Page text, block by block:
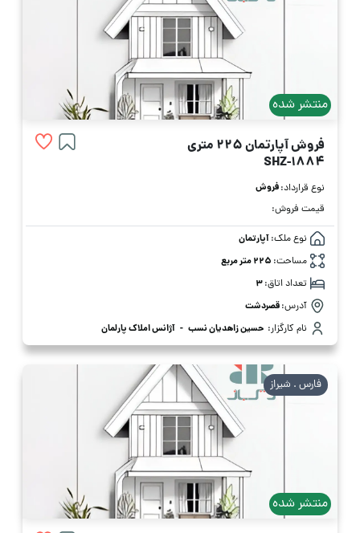
منتشر شده
فروش آپارتمان 225 متری
SHZ-1884
نوع قرارداد:فروش
قیمت فروش:
نوع ملک:آپارتمان
مساحت: 225 متر مربع
تعداد اتاق:3
آدرس:قصردشت
نام کارگزار: حسین زاهدیان نسب - آژانس املاک پارلمان
منتشر شده
فارس . شیراز